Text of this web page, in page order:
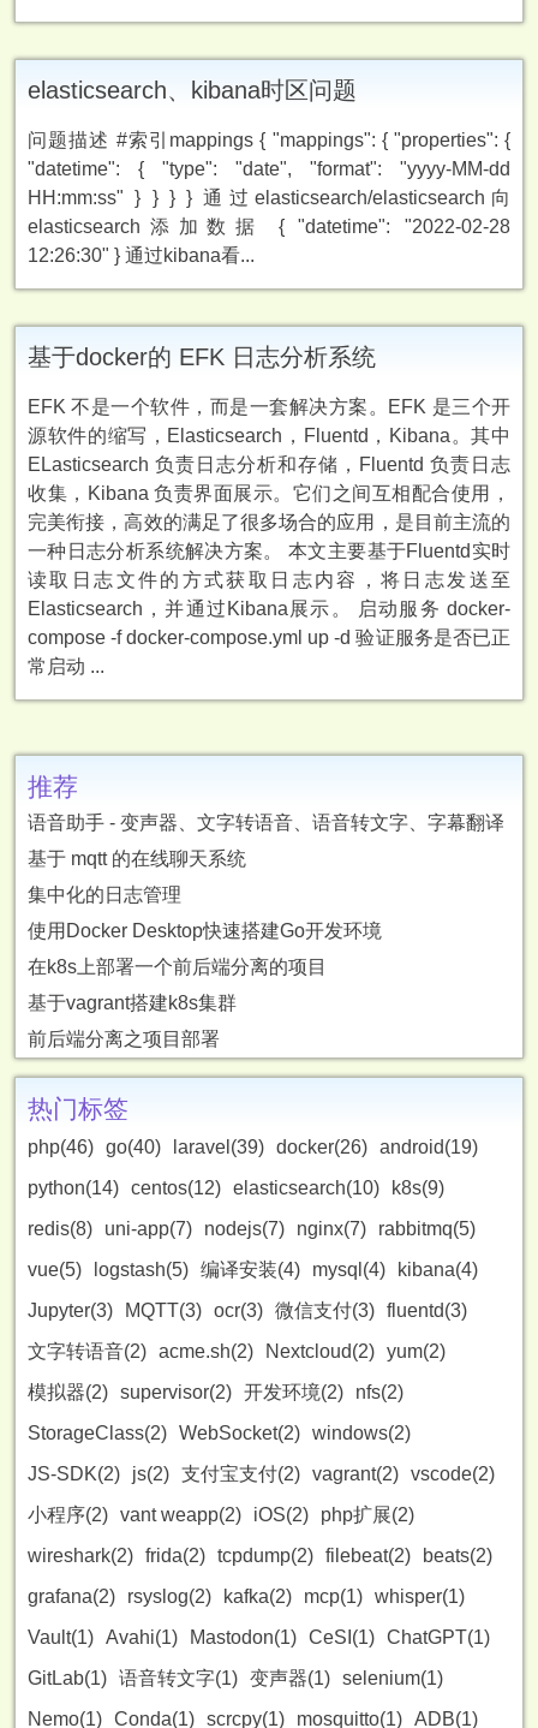
elasticsearch、kibana时区问题
问题描述 #索引mappings { "mappings": { "properties": {
"datetime": { "type": "date", "format": "yyyy-MM-dd
HH:mm:ss" } } } } 通过elasticsearch/elasticsearch向
elasticsearch添加数据 { "datetime": "2022-02-28
12:26:30" } 通过kibana看...
基于docker的 EFK 日志分析系统
EFK 不是一个软件，而是一套解决方案。EFK 是三个开
源软件的缩写，Elasticsearch，Fluentd，Kibana。其中
ELasticsearch 负责日志分析和存储，Fluentd 负责日志
收集，Kibana 负责界面展示。它们之间互相配合使用，
完美衔接，高效的满足了很多场合的应用，是目前主流的
一种日志分析系统解决方案。 本文主要基于Fluentd实时
读取日志文件的方式获取日志内容，将日志发送至
Elasticsearch，并通过Kibana展示。 启动服务 docker-
compose -f docker-compose.yml up -d 验证服务是否已正
常启动 ...
推荐
语音助手 - 变声器、文字转语音、语音转文字、字幕翻译
基于 mqtt 的在线聊天系统
集中化的日志管理
使用Docker Desktop快速搭建Go开发环境
在k8s上部署一个前后端分离的项目
基于vagrant搭建k8s集群
前后端分离之项目部署
热门标签
php(46) go(40) laravel(39) docker(26) android(19)
python(14) centos(12) elasticsearch(10)
k8s(9)
redis(8)
uni-app(7) nodejs(7) nginx(7)
rabbitmq(5)
vue(5)
logstash(5) 编译安装(4) mysql(4)
kibana(4)
Jupyter(3)
MQTT(3) ocr(3) 微信支付(3) fluentd(3)
文字转语音(2) acme.sh(2) Nextcloud(2) yum(2)
模拟器(2) supervisor(2) 开发环境(2)
nfs(2)
StorageClass(2) WebSocket(2) windows(2)
JS-SDK(2)
js(2) 支付宝支付(2) vagrant(2) vscode(2)
小程序(2) vant weapp(2) iOS(2)
php扩展(2)
wireshark(2) frida(2) tcpdump(2) filebeat(2)
beats(2)
grafana(2)
rsyslog(2) kafka(2) mcp(1) whisper(1)
Vault(1) Avahi(1) Mastodon(1) CeSI(1) ChatGPT(1)
GitLab(1) 语音转文字(1) 变声器(1) selenium(1)
Nemo(1) Conda(1) scrcpy(1) mosquitto(1) ADB(1)